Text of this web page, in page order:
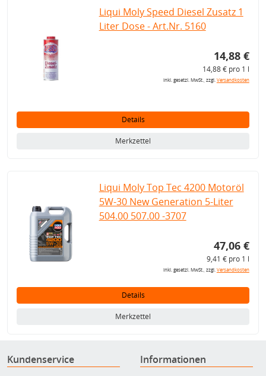
Liqui Moly Speed Diesel Zusatz 1
Liter Dose - Art.Nr. 5160
14,88 €
14,88 € pro 1 l
inkl. gesetzl. MwSt., zzgl.Versandkosten
Details
Merkzettel
Liqui Moly Top Tec 4200 Motoröl
5W-30 New Generation 5-Liter
504.00 507.00 -3707
47,06 €
9,41 € pro 1 l
inkl. gesetzl. MwSt., zzgl.Versandkosten
Details
Merkzettel
Kundenservice Informationen